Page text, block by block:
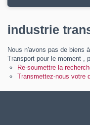
Guide de
Contact
Katel Viager
industrie
Nous n'avons pas de biens
Transport pour le moment ,
Re-soumettre la
Transmettez-nous votre